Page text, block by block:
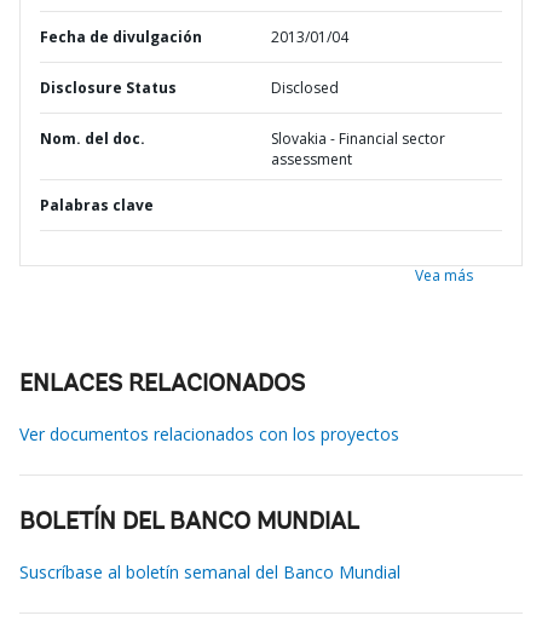
Fecha de divulgación 2013/01/04
Disclosure Status Disclosed
Nom. del doc.
Slovakia - Financial sector
assessment
Palabras clave
Vea más
ENLACES RELACIONADOS
Ver documentos relacionados con los proyectos
BOLETÍN DEL BANCO MUNDIAL
Suscríbase al boletín semanal del Banco Mundial